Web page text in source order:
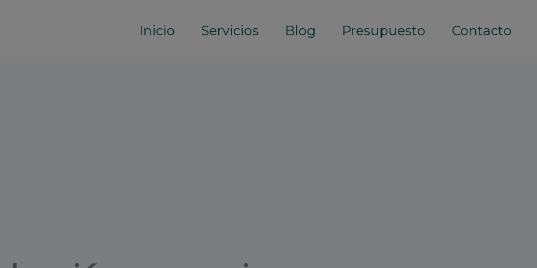
Inicio Servicios Blog Presupuesto Contacto